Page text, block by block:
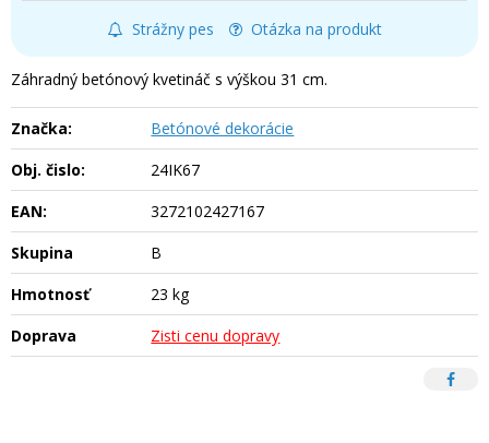
Strážny pes Otázka na produkt
Záhradný betónový kvetináč s výškou 31 cm.
Značka:
Betónové dekorácie
Obj. čislo:
24IK67
EAN:
3272102427167
Skupina
B
Hmotnosť
23 kg
Doprava
Zisti cenu dopravy